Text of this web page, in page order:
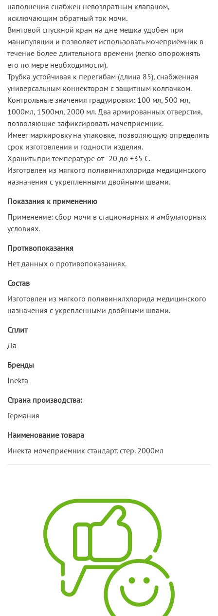
наполнения снабжен невозвратным клапаном,
исключающим обратный ток мочи.
Винтовой спускной кран на дне мешка удобен при
манипуляции и позволяет использовать мочеприёмник в
течение более длительного времени (легко опорожнять
его по мере необходимости).
Трубка устойчивая к перегибам (длина 85), снабженная
универсальным коннектором с защитным колпачком.
Контрольные значения градуировки: 100 мл, 500 мл,
1000мл, 1500мл, 2000 мл. Два армированных отверстия,
позволяющие зафиксировать мочеприемник.
Имеет маркировку на упаковке, позволяющую определить
срок изготовления и годности изделия.
Хранить при температуре от -20 до +35 C.
Изготовлен из мягкого поливинилхлорида медицинского
назначения с укрепленными двойными швами.
Показания к применению
Применение: сбор мочи в стационарных и амбулаторных
условиях.
Противопоказания
Нет данных о противопоказаниях.
Состав
Изготовлен из мягкого поливинилхлорида медицинского
назначения с укрепленными двойными швами.
Сплит
Да
Бренды
Inekta
Страна производства:
Германия
Наименование товара
Инекта мочеприемник стандарт. стер. 2000мл